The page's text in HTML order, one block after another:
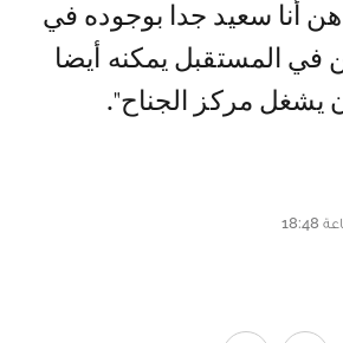
أنا سعيد جدا بوجوده في
في المستقبل يمكنه أيضا
يشغل مركز الجناح".